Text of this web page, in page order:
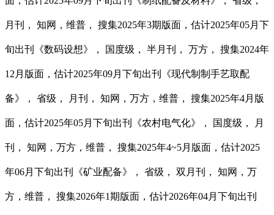
月刊， 知网，维普， 搜集2025年3期版面，估计2025年05月下
旬出刊《数码设想》， 国度级， 半月刊， 万方， 搜集2024年
12月版面，估计2025年09月下旬出刊《现代制制手艺取配
备》， 省级， 月刊， 知网，万方，维普， 搜集2025年4月版
面，估计2025年05月下旬出刊《农村电气化》， 国度级， 月
刊， 知网，万方，维普， 搜集2025年4~5月版面，估计2025
年06月下旬出刊《矿业配备》， 省级， 双月刊， 知网，万
方，维普， 搜集2026年1期版面，估计2026年04月下旬出刊